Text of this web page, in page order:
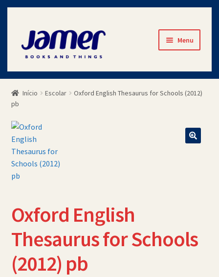
Pular
para
navegação
Pular
para
conteúdo
Menu
Início
Avaliações
Cart
Checkout
Contato
Política de Cookies (BR)
Início Escolar
Oxford English Thesaurus for Schools (2012)
pb
Oxford English
Thesaurus for Schools
(2012) pb